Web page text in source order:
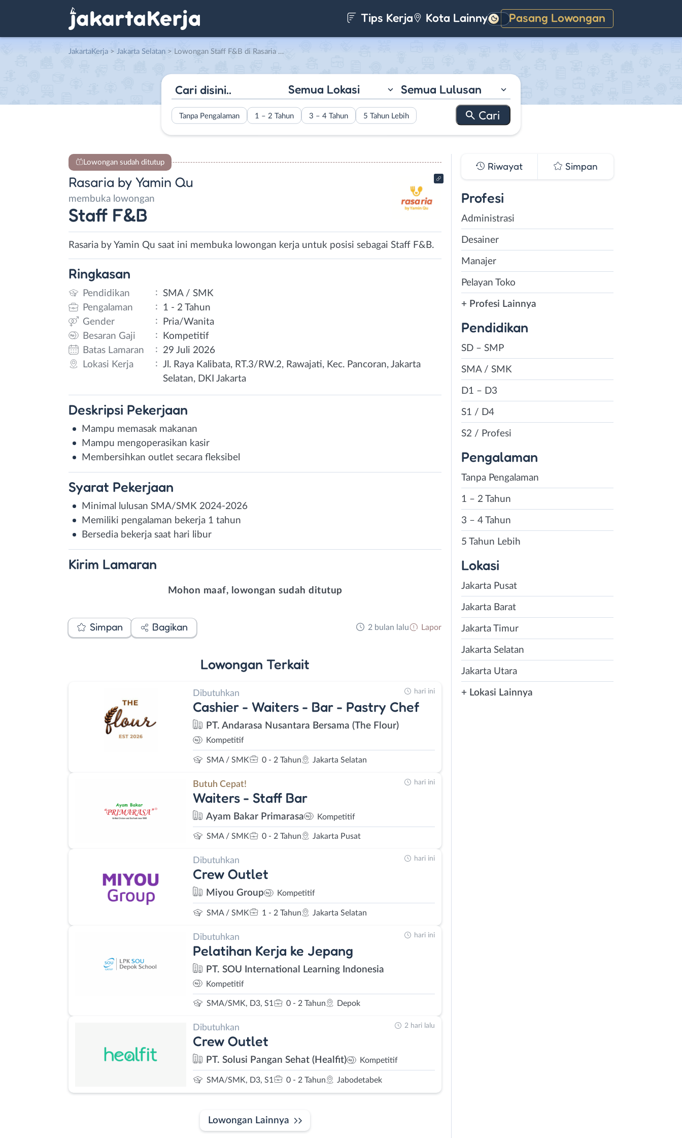
Tips Kerja Kota Lainnya Pasang Lowongan
Gelap
JakartaKerja > Jakarta Selatan > Lowongan Staff F&B di Rasaria by Yamin Qu
Semua Lokasi Semua Lulusan
Tanpa Pengalaman 1 – 2 Tahun 3 – 4 Tahun 5 Tahun Lebih
Lowongan sudah ditutup
Rasaria by Yamin Qu
membuka lowongan
Staff F&B
Rasaria by Yamin Qu saat ini membuka lowongan kerja untuk posisi sebagai Staff F&B.
Ringkasan
Pendidikan : SMA / SMK
Pengalaman
:
1 - 2 Tahun
Gender
:
Pria/Wanita
Besaran Gaji
:
Kompetitif
Batas Lamaran
:
29 Juli 2026
Lokasi Kerja
: Jl. Raya Kalibata, RT.3/RW.2, Rawajati, Kec. Pancoran, Jakarta
Selatan, DKI Jakarta
Deskripsi Pekerjaan
Mampu memasak makanan
Mampu mengoperasikan kasir
Membersihkan outlet secara fleksibel
Syarat Pekerjaan
Minimal lulusan SMA/SMK 2024-2026
Memiliki pengalaman bekerja 1 tahun
Bersedia bekerja saat hari libur
Kirim Lamaran
Mohon maaf, lowongan sudah ditutup
Simpan Bagikan 2 bulan lalu Lapor
Lowongan Terkait
Dibutuhkan
Cashier - Waiters - Bar - Pastry Chef
PT. Andarasa Nusantara Bersama (The Flour)
Kompetitif
SMA / SMK 0 - 2 Tahun Jakarta Selatan
hari ini
Butuh Cepat!
Waiters - Staff Bar
Ayam Bakar Primarasa Kompetitif
SMA / SMK 0 - 2 Tahun Jakarta Pusat
hari ini
Dibutuhkan
Crew Outlet
Miyou Group Kompetitif
SMA / SMK 1 - 2 Tahun Jakarta Selatan
hari ini
Dibutuhkan
Pelatihan Kerja ke Jepang
PT. SOU International Learning Indonesia
Kompetitif
SMA/SMK, D3, S1 0 - 2 Tahun Depok
hari ini
Dibutuhkan
Crew Outlet
PT. Solusi Pangan Sehat (Healfit) Kompetitif
SMA/SMK, D3, S1 0 - 2 Tahun Jabodetabek
2 hari lalu
Lowongan Lainnya
Riwayat Simpan
Profesi
Administrasi
Desainer
Manajer
Pelayan Toko
+ Profesi Lainnya
Pendidikan
SD – SMP
SMA / SMK
D1 – D3
S1 / D4
S2 / Profesi
Pengalaman
Tanpa Pengalaman
1 – 2 Tahun
3 – 4 Tahun
5 Tahun Lebih
Lokasi
Jakarta Pusat
Jakarta Barat
Jakarta Timur
Jakarta Selatan
Jakarta Utara
+ Lokasi Lainnya